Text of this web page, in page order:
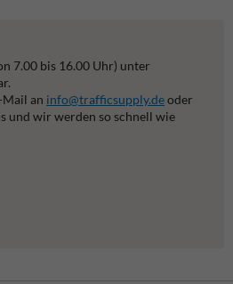
7.00 bis 16.00 Uhr) unter
Mail an info@trafficsupply.deoder
und wir werden so schnell wie